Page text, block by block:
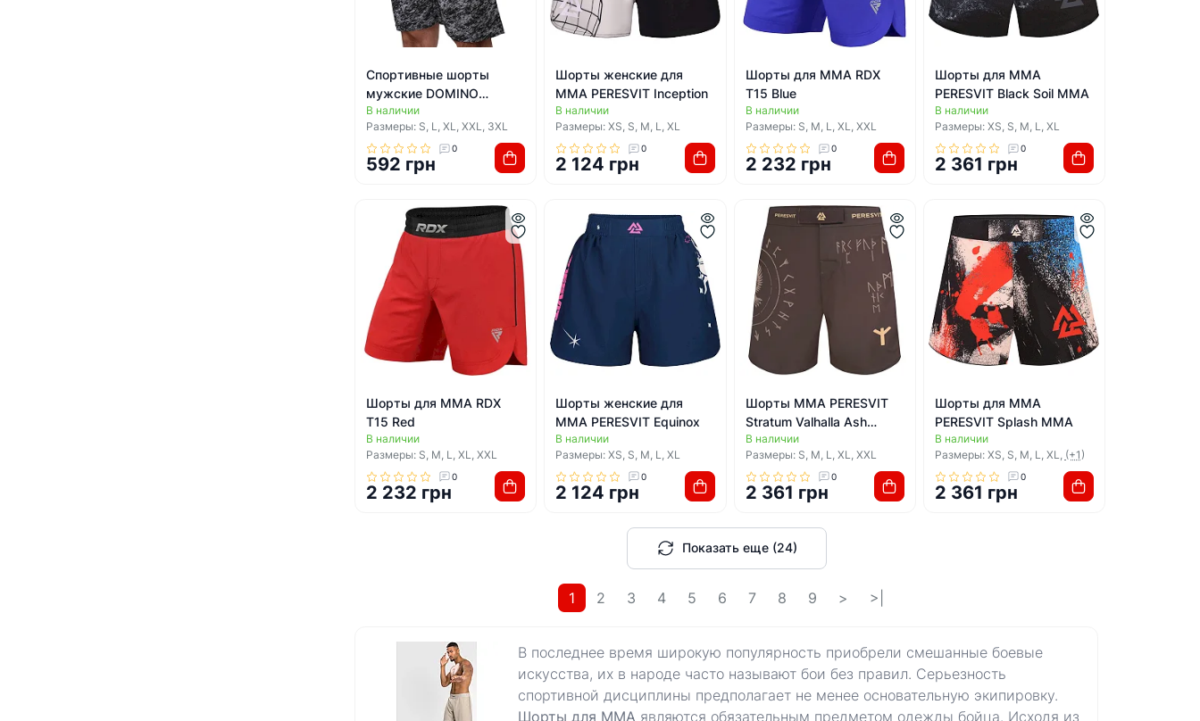
Спортивные шорты
мужские DOMINO
CK210-9 (Черный-серый)
В наличии
Размеры: S, L, XL, XXL, 3XL
0
592 грн
Шорты женские для
ММА PERESVIT Inception
В наличии
Размеры: XS, S, M, L, XL
0
2 124 грн
Шорты для ММА RDX
T15 Blue
В наличии
Размеры: S, M, L, XL, XXL
0
2 232 грн
Шорты для ММА
PERESVIT Black Soil MMA
В наличии
Размеры: XS, S, M, L, XL
0
2 361 грн
Шорты для ММА RDX
T15 Red
В наличии
Размеры: S, M, L, XL, XXL
0
2 232 грн
Шорты женские для
ММА PERESVIT Equinox
В наличии
Размеры: XS, S, M, L, XL
0
2 124 грн
Шорты MMA PERESVIT
Stratum Valhalla Ash
Brown
В наличии
Размеры: S, M, L, XL, XXL
0
2 361 грн
Шорты для ММА
PERESVIT Splash MMA
В наличии
Размеры: XS, S, M, L, XL, (+1)
0
2 361 грн
Показать еще (24)
1 2 3 4 5 6 7 8 9 > >|
В последнее время широкую популярность приобрели смешанные боевые
искусства, их в народе часто называют бои без правил. Серьезность
спортивной дисциплины предполагает не менее основательную экипировку.
Шорты для ММА являются обязательным предметом одежды бойца. Исходя из